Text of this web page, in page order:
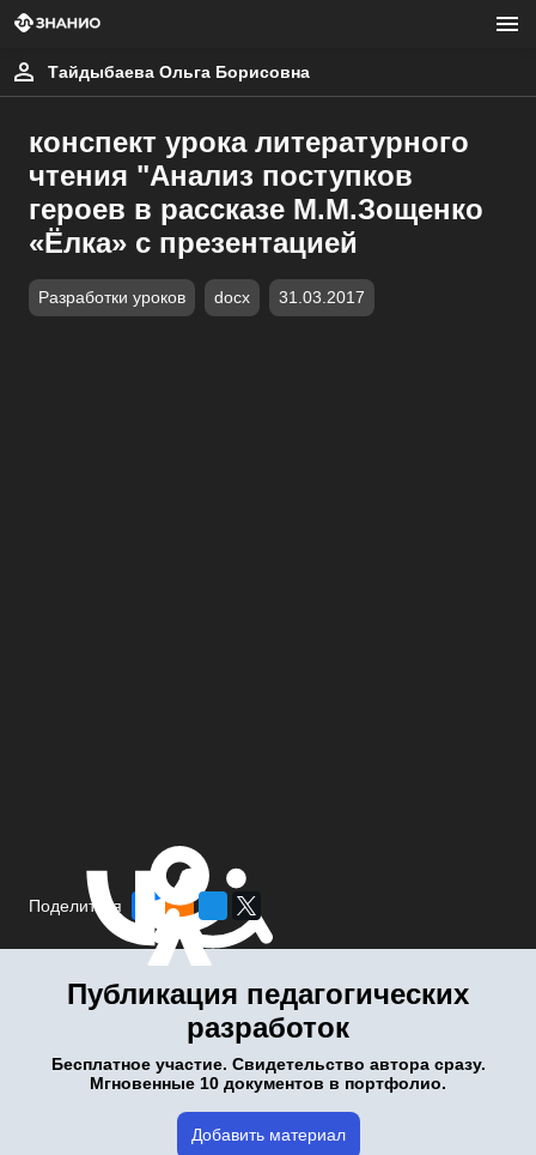
Тайдыбаева Ольга Борисовна
конспект урока литературного
чтения "Анализ поступков
героев в рассказе М.М.Зощенко
«Ёлка» с презентацией
Разработки уроков docx 31.03.2017
Поделиться
Публикация педагогических
разработок
Бесплатное участие. Свидетельство автора сразу.
Мгновенные 10 документов в портфолио.
Добавить материал